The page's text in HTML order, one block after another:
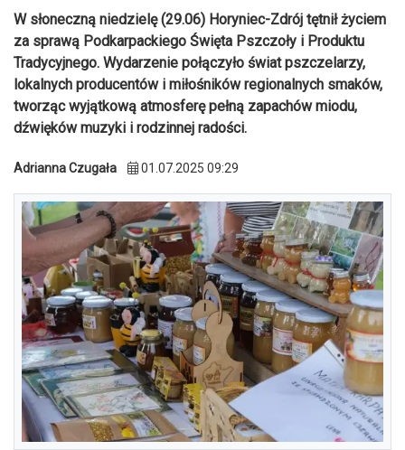
W słoneczną niedzielę (29.06) Horyniec-Zdrój tętnił życiem
za sprawą Podkarpackiego Święta Pszczoły i Produktu
Tradycyjnego. Wydarzenie połączyło świat pszczelarzy,
lokalnych producentów i miłośników regionalnych smaków,
tworząc wyjątkową atmosferę pełną zapachów miodu,
dźwięków muzyki i rodzinnej radości.
Adrianna Czugała 01.07.2025 09:29